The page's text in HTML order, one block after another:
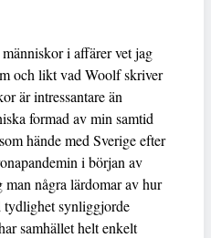
i affärer vet jag
och likt vad Woolf skriver
är intressantare än
formad av min samtid
hände med Sverige efter
i början av
några lärdomar av hur
tydlighet synliggjorde
samhället helt enkelt